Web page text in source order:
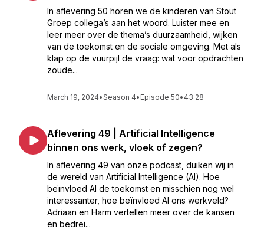
In aflevering 50 horen we de kinderen van Stout
Groep collega’s aan het woord. Luister mee en
leer meer over de thema’s duurzaamheid, wijken
van de toekomst en de sociale omgeving. Met als
klap op de vuurpijl de vraag: wat voor opdrachten
zoude...
March 19, 2024•Season 4• Episode 50• 43:28
Aflevering 49 | Artificial Intelligence
binnen ons werk, vloek of zegen?
In aflevering 49 van onze podcast, duiken wij in
de wereld van Artificial Intelligence (AI). Hoe
beïnvloed AI de toekomst en misschien nog wel
interessanter, hoe beïnvloed AI ons werkveld?
Adriaan en Harm vertellen meer over de kansen
en bedrei...